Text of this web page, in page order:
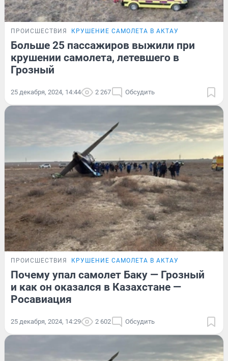
ПРОИСШЕСТВИЯ КРУШЕНИЕ САМОЛЕТА В АКТАУ
Больше 25 пассажиров выжили при
крушении самолета, летевшего в
Грозный
25 декабря, 2024, 14:44 2 267 Обсудить
ПРОИСШЕСТВИЯ КРУШЕНИЕ САМОЛЕТА В АКТАУ
Почему упал самолет Баку — Грозный
и как он оказался в Казахстане —
Росавиация
25 декабря, 2024, 14:29 2 602 Обсудить